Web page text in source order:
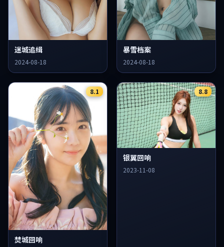
迷城追缉
2024-08-18
暴雪档案
2024-08-18
8.1
焚城回响
8.8
银翼回响
2023-11-08